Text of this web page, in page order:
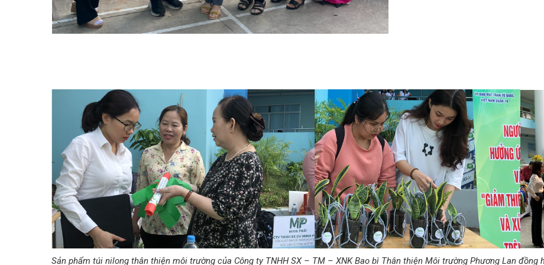
Sản phẩm túi nilong thân thiện môi trường của Công ty TNHH SX – TM – XNK Bao bì Thân thiện Môi trường Phương Lan